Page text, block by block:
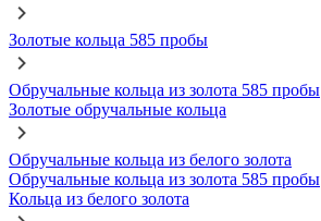
Золотые кольца 585 пробы
Обручальные кольца из золота 585 пробы
Золотые обручальные кольца
Обручальные кольца из белого золота
Обручальные кольца из золота 585 пробы
Кольца из белого золота